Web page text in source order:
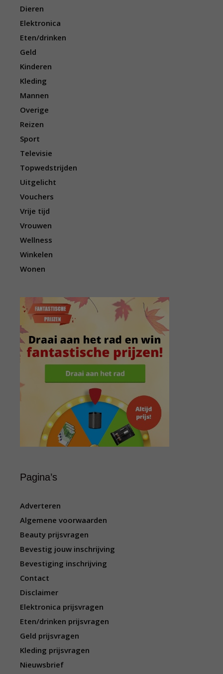
Dieren
Elektronica
Eten/drinken
Geld
Kinderen
Kleding
Mannen
Overige
Reizen
Sport
Televisie
Topwedstrijden
Uitgelicht
Vouchers
Vrije tijd
Vrouwen
Wellness
Winkelen
Wonen
Pagina’s
Adverteren
Algemene voorwaarden
Beauty prijsvragen
Bevestig jouw inschrijving
Bevestiging inschrijving
Contact
Disclaimer
Elektronica prijsvragen
Eten/drinken prijsvragen
Geld prijsvragen
Kleding prijsvragen
Nieuwsbrief